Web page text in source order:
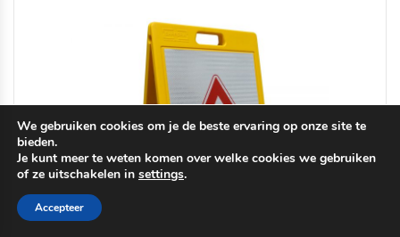
We gebruiken cookies om je de beste ervaring op onze site te
bieden.
Je kunt meer te weten komen over welke cookies we gebruiken
of ze uitschakelen in settings.
Accepteer